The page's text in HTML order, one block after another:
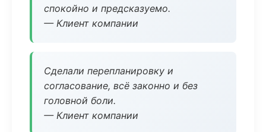
спокойно и предсказуемо.
— Клиент компании
Сделали перепланировку и
согласование, всё законно и без
головной боли.
— Клиент компании